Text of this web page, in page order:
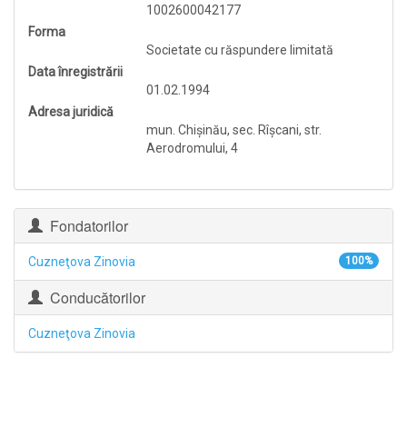
1002600042177
Forma
Societate cu răspundere limitată
Data înregistrării
01.02.1994
Adresa juridică
mun. Chişinău, sec. Rîşcani, str.
Aerodromului, 4
Fondatorilor
Cuzneţova Zinovia 100%
Conducătorilor
Cuzneţova Zinovia